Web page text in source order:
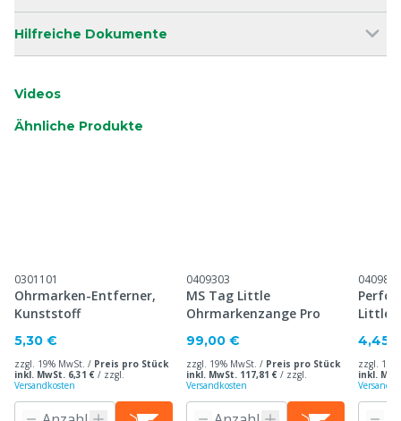
Hilfreiche Dokumente
Videos
Ähnliche Produkte
0301101
Ohrmarken-Entferner,
Kunststoff
5,30 €
zzgl. 19% MwSt. / Preis pro Stück
inkl. MwSt. 6,31 € / zzgl.
Versandkosten
0409303
MS Tag Little
Ohrmarkenzange Pro
99,00 €
zzgl. 19% MwSt. / Preis pro Stück
inkl. MwSt. 117,81 € / zzgl.
Versandkosten
0409834
Little
4,45
zzgl.
inkl.